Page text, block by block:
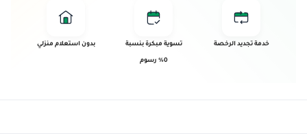
خدمة تجديد الرخصة تسوية مبكرة بنسبة
0% رسوم
بدون استعلام منزلي